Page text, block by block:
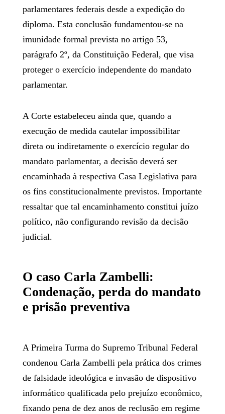
parlamentares federais desde a expedição do
diploma. Esta conclusão fundamentou-se na
imunidade formal prevista no artigo 53,
parágrafo 2º, da Constituição Federal, que visa
proteger o exercício independente do mandato
parlamentar.
A Corte estabeleceu ainda que, quando a
execução de medida cautelar impossibilitar
direta ou indiretamente o exercício regular do
mandato parlamentar, a decisão deverá ser
encaminhada à respectiva Casa Legislativa para
os fins constitucionalmente previstos. Importante
ressaltar que tal encaminhamento constitui juízo
político, não configurando revisão da decisão
judicial.
O caso Carla Zambelli:
Condenação, perda do mandato
e prisão preventiva
A Primeira Turma do Supremo Tribunal Federal
condenou Carla Zambelli pela prática dos crimes
de falsidade ideológica e invasão de dispositivo
informático qualificada pelo prejuízo econômico,
fixando pena de dez anos de reclusão em regime